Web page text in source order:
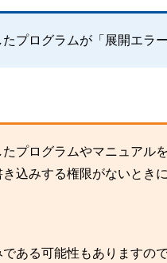
たプログラムが「展開エラ
プログラムやマニュアル
込みする権限がないとき
ある可能性もありますの